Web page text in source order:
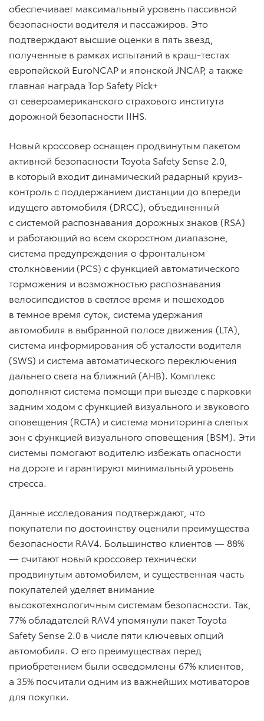
обеспечивает максимальный уровень пассивной
безопасности водителя и пассажиров. Это
подтверждают высшие оценки в пять звезд,
полученные в рамках испытаний в краш-тестах
европейской EuroNCAP и японской JNCAP, а также
главная награда Top Safety Pick+
от североамериканского страхового института
дорожной безопасности IIHS.
Новый кроссовер оснащен продвинутым пакетом
активной безопасности Toyota Safety Sense 2.0,
в который входит динамический радарный круиз-
контроль с поддержанием дистанции до впереди
идущего автомобиля (DRCC), объединенный
с системой распознавания дорожных знаков (RSA)
и работающий во всем скоростном диапазоне,
система предупреждения о фронтальном
столкновении (PCS) с функцией автоматического
торможения и возможностью распознавания
велосипедистов в светлое время и пешеходов
в темное время суток, система удержания
автомобиля в выбранной полосе движения (LTA),
система информирования об усталости водителя
(SWS) и система автоматического переключения
дальнего света на ближний (AHB). Комплекс
дополняют система помощи при выезде с парковки
задним ходом с функцией визуального и звукового
оповещения (RCTA) и система мониторинга слепых
зон с функцией визуального оповещения (BSM). Эти
системы помогают водителю избежать опасности
на дороге и гарантируют минимальный уровень
стресса.
Данные исследования подтверждают, что
покупатели по достоинству оценили преимущества
безопасности RAV4. Большинство клиентов — 88%
— считают новый кроссовер технически
продвинутым автомобилем, и существенная часть
покупателей уделяет внимание
высокотехнологичным системам безопасности. Так,
77% обладателей RAV4 упомянули пакет Toyota
Safety Sense 2.0 в числе пяти ключевых опций
автомобиля. О его преимуществах перед
приобретением были осведомлены 67% клиентов,
а 35% посчитали одним из важнейших мотиваторов
для покупки.